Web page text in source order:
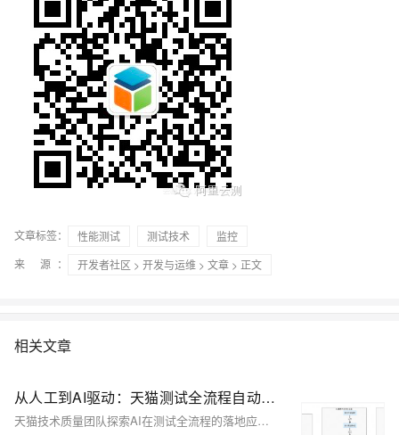
文章标签： 性能测试 测试技术
监控
来 源：
开发者社区 > 开发与运维 > 文章 > 正文
相关文章
从人工到AI驱动：天猫测试全流程自动化变革实践
天猫技术质量团队探索AI在测试全流程的落地应用，覆盖需求解析、用例生成、数据构造、执行验证等核心环节。通过AI+自然语言驱动，实现测试自动化、可溯化与可管理化，在用例生成、数据构造和执行校验中显著提效，推动测试体系从人工迈向AI全流程自动化，提升效率40%以上，用例覆盖超70%，并构建行业级知识资产沉淀平台。